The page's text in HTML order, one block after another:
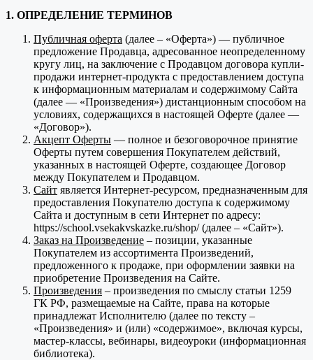
1. ОПРЕДЕЛЕНИЕ ТЕРМИНОВ
Публичная оферта (далее – «Оферта») — публичное
предложение Продавца, адресованное неопределенному
кругу лиц, на заключение с Продавцом договора купли-
продажи интернет-продукта с предоставлением доступа
к информационным материалам и содержимому Сайта
(далее — «Произведения») дистанционным способом на
условиях, содержащихся в настоящей Оферте (далее —
«Договор»).
Акцепт Оферты — полное и безоговорочное принятие
Оферты путем совершения Покупателем действий,
указанных в настоящей Оферте, создающее Договор
между Покупателем и Продавцом.
Сайт является Интернет-ресурсом, предназначенным для
предоставления Покупателю доступа к содержимому
Сайта и доступным в сети Интернет по адресу:
https://school.vsekakvskazke.ru/shop/ (далее – «Сайт»).
Заказ на Произведение – позиции, указанные
Покупателем из ассортимента Произведений,
предложенного к продаже, при оформлении заявки на
приобретение Произведения на Сайте.
Произведения – произведения по смыслу статьи 1259
ГК РФ, размещаемые на Сайте, права на которые
принадлежат Исполнителю (далее по тексту –
«Произведения» и (или) «содержимое», включая курсы,
мастер-классы, вебинары, видеоуроки (информационная
библиотека).